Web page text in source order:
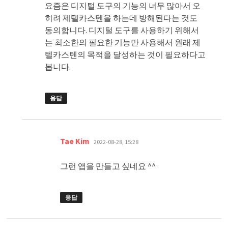
요즘은 디지털 도구의 기능의 너무 많아서 오
히려 제텔카스텐을 하는데 방해된다는 것도
동의합니다. 디지털 도구를 사용하기 위해서
는 최소한의 필요한 기능만 사용해서 원래 제
텔카스텐의 목적을 달성하는 것이 필요하다고
봅니다.
응답
Tae Kim 댓
글:
2022-08-28, 15:28
그런 앱을 만들고 싶네요 ^^
응답